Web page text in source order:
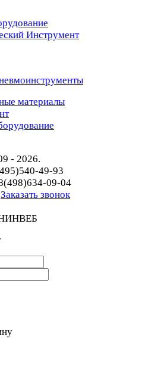
Инструмент
материалы
- 2026.
49-93
09-04
Заказать звонок